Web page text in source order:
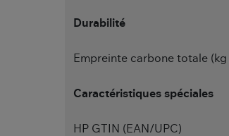
Durabilité
Empreinte carbone totale (kg
Caractéristiques spéciales
HP GTIN (EAN/UPC)